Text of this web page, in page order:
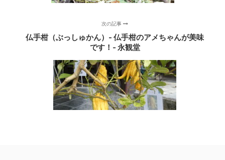
次の記事
仏手柑（ぶっしゅかん）- 仏手柑のアメちゃんが美味
です！‐ 永観堂